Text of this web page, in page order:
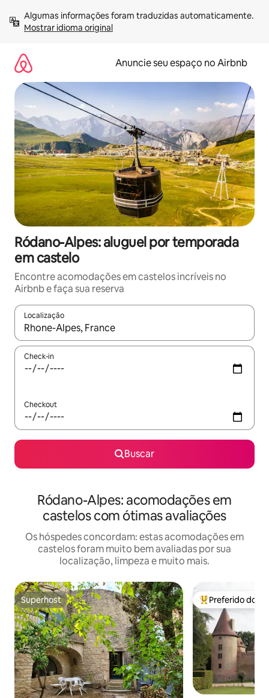
para
Mostrar idioma original
Anuncie seu espaço no Airbnb
Ródano-Alpes: aluguel por temporada
em castelo
Encontre acomodações em castelos incríveis no
Airbnb e faça sua reserva
Localização
Quando os resultados estiverem disponíveis, explore-os
Check-in
Checkout
Buscar
Ródano-Alpes: acomodações em
castelos com ótimas avaliações
Os hóspedes concordam: estas acomodações em
castelos foram muito bem avaliadas por sua
localização, limpeza e muito mais.
Superhost
Superhost Entre os
Preferido dos